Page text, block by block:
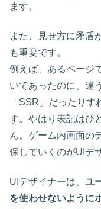
ます。
また、 見せ方に矛盾
も重要です。
例えば、あるページ
いてあったのに、違
「SSR」だったり
す。やはり表記はひ
ん。ゲーム内画面の
保していくのがUIデ
UIデザイナーは、 ユ
を使わせないように